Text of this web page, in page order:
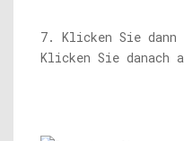
7. Klicken Sie dann
Klicken Sie danach